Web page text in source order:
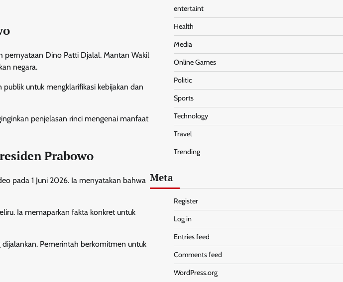
pernyataan Dino Patti Djalal. Mantan Wakil
negara.
untuk mengklarifikasi kebijakan dan
penjelasan rinci mengenai manfaat
Prabowo
pada 1 Juni 2026. Ia menyatakan bahwa
Ia memaparkan fakta konkret untuk
Pemerintah berkomitmen untuk
entertaint
Health
Media
Online Games
Politic
Sports
Technology
Travel
Trending
Meta
Register
Log in
Entries feed
Comments feed
WordPress.org